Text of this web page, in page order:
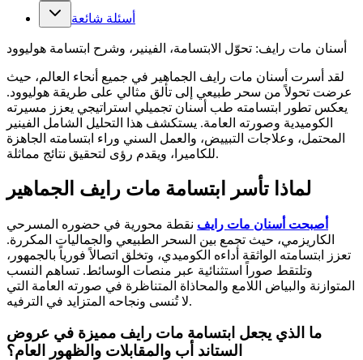
أسئلة شائعة
أسنان مات رايف: تحوّل الابتسامة، الفينير، وشرح ابتسامة هوليوود
لقد أسرت أسنان مات رايف الجماهير في جميع أنحاء العالم، حيث
عرضت تحولاً من سحر طبيعي إلى تألق مثالي على طريقة هوليوود.
يعكس تطور ابتسامته طب أسنان تجميلي استراتيجي يعزز مسيرته
الكوميدية وصورته العامة. يستكشف هذا التحليل الشامل الفينير
المحتمل، وعلاجات التبييض، والعمل السني وراء ابتسامته الجاهزة
للكاميرا، ويقدم رؤى لتحقيق نتائج مماثلة.
لماذا تأسر ابتسامة مات رايف الجماهير
أصبحت أسنان مات رايف نقطة محورية في حضوره المسرحي
الكاريزمي، حيث تجمع بين السحر الطبيعي والجماليات المكررة.
تعزز ابتسامته الواثقة أداءه الكوميدي، وتخلق اتصالاً فورياً بالجمهور،
وتلتقط صوراً استثنائية عبر منصات الوسائط. تساهم النسب
المتوازنة والبياض اللامع والمحاذاة المتناظرة في صورته العامة التي
لا تُنسى ونجاحه المتزايد في الترفيه.
ما الذي يجعل ابتسامة مات رايف مميزة في عروض
الستاند أب والمقابلات والظهور العام؟